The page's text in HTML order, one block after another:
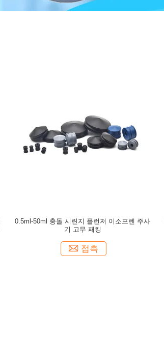
0.5ml-50ml 충돌 시린지 플런저 이소프렌 주사
기 고무 패킹
접촉